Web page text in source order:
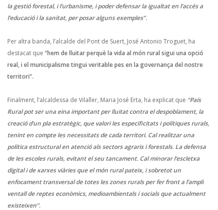
la gestió forestal, i l’urbanisme, i poder defensar la igualtat en l’accés a
l’educació i la sanitat, per posar alguns exemples”.
Per altra banda, l’alcalde del Pont de Suert, José Antonio Troguet, ha
destacat que “hem de lluitar perquè la vida al món rural sigui una opció
real, i el municipalisme tingui veritable pes en la governança del nostre
territori”.
Finalment, l’alcaldessa de Vilaller, Maria José Erta, ha explicat que “País
Rural pot ser una eina important per lluitat contra el despoblament, la
creació d’un pla estratègic, que valori les especificitats i polítiques rurals,
tenint en compte les necessitats de cada territori. Cal realitzar una
política estructural en atenció als sectors agraris i forestals. La defensa
de les escoles rurals, evitant el seu tancament. Cal minorar l’escletxa
digital i de xarxes viàries que el món rural pateix, i sobretot un
enfocament transversal de totes les zones rurals per fer front a l’ampli
ventall de reptes econòmics, medioambientals i socials que actualment
existeixen”.